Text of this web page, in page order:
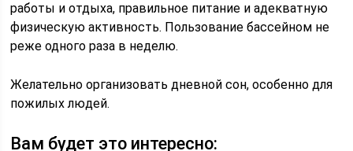
работы и отдыха, правильное питание и адекватную
физическую активность. Пользование бассейном не
реже одного раза в неделю.
Желательно организовать дневной сон, особенно для
пожилых людей.
Вам будет это интересно: